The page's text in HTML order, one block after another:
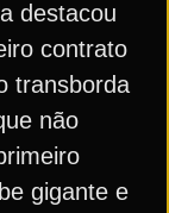
destacou
contrato
transborda
não
gigante e